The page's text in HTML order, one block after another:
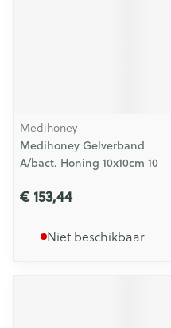
Medihoney
Medihoney Gelverband
A/bact. Honing 10x10cm 10
€ 153,44
Niet beschikbaar